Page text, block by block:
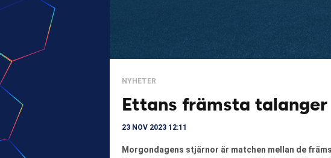
NYHETER
Ettans främsta
23 NOV 2023 12:11
Morgondagens stjärnor är matchen mellan de